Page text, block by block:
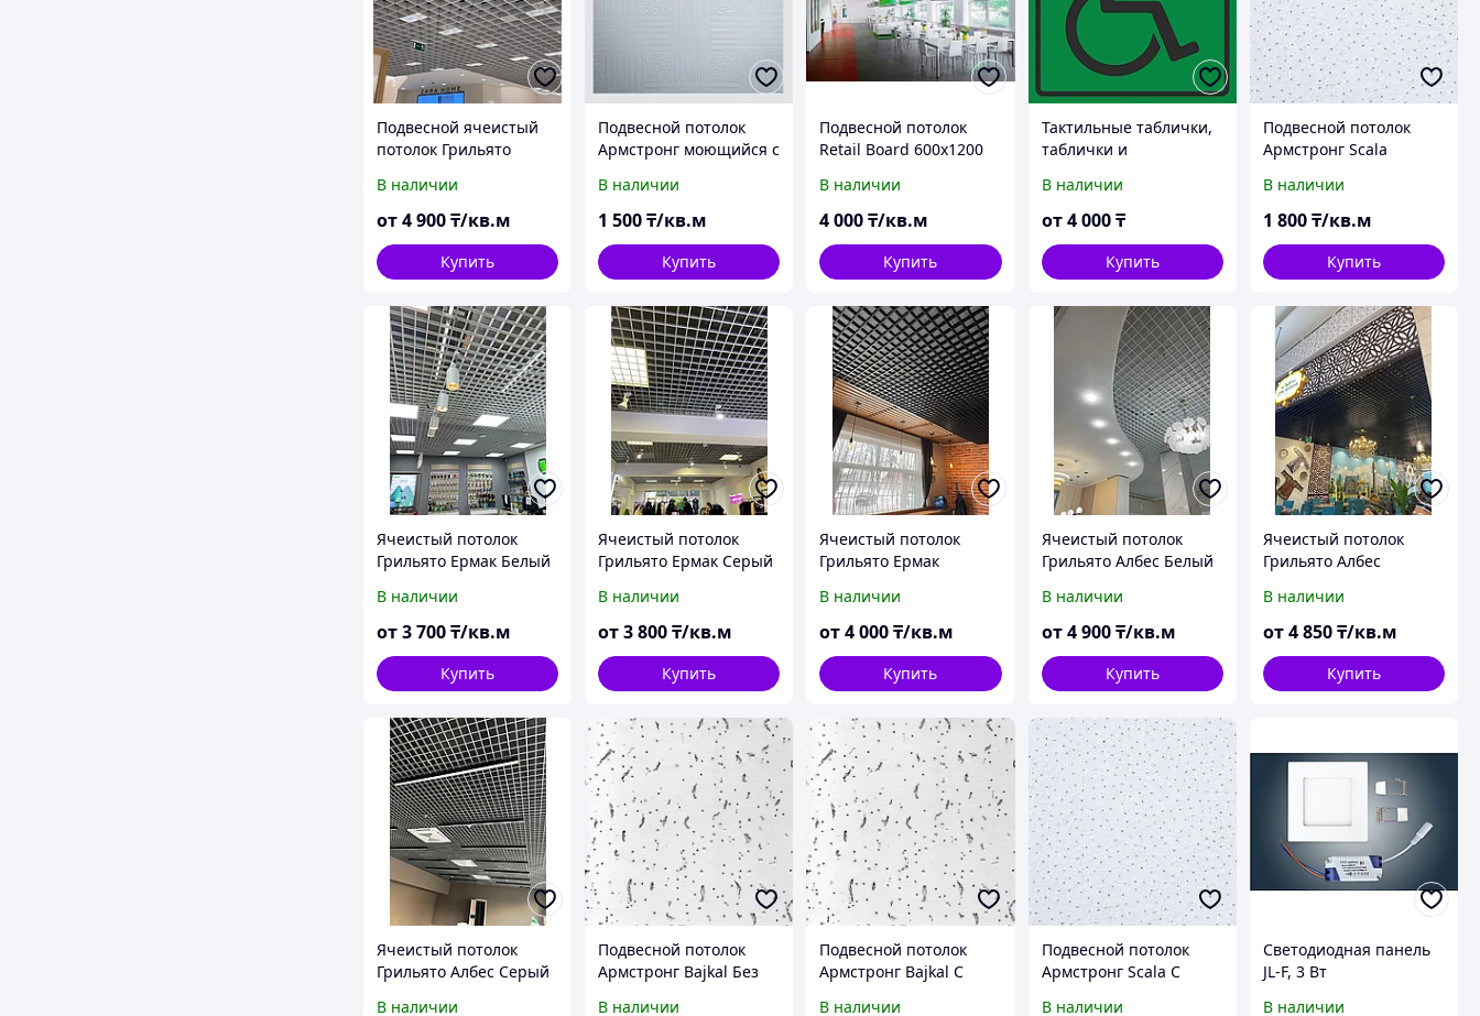
Подвесной ячеистый
потолок Грильято
В наличии
от4 900₸/кв.м
Купить
Подвесной потолок
Армстронг моющийся с
В наличии
1 500₸/кв.м
Купить
Подвесной потолок
Retail Board 600х1200
В наличии
4 000₸/кв.м
Купить
Тактильные таблички,
таблички и
граждан с
ограниченными
В наличии
от 4 000 ₸
Купить
Подвесной потолок
Армстронг Scala
В наличии
1 800₸/кв.м
Купить
Ячеистый потолок
Грильято Ермак Белый
В наличии
от3 700₸/кв.м
Купить
Ячеистый потолок
Грильято Ермак Серый
В наличии
от3 800₸/кв.м
Купить
Ячеистый потолок
Грильято Ермак
В наличии
от4 000₸/кв.м
Купить
Ячеистый потолок
Грильято Албес Белый
В наличии
от 4 900 ₸/кв.м
Купить
Ячеистый потолок
Грильято Албес
В наличии
от4 850₸/кв.м
Купить
Ячеистый потолок
Грильято Албес Серый
В наличии
Подвесной потолок
Армстронг Bajkal Без
В наличии
Подвесной потолок
Армстронг Bajkal С
В наличии
Подвесной потолок
Армстронг Scala С
В наличии
Светодиодная панель
JL-F, 3 Вт
В наличии